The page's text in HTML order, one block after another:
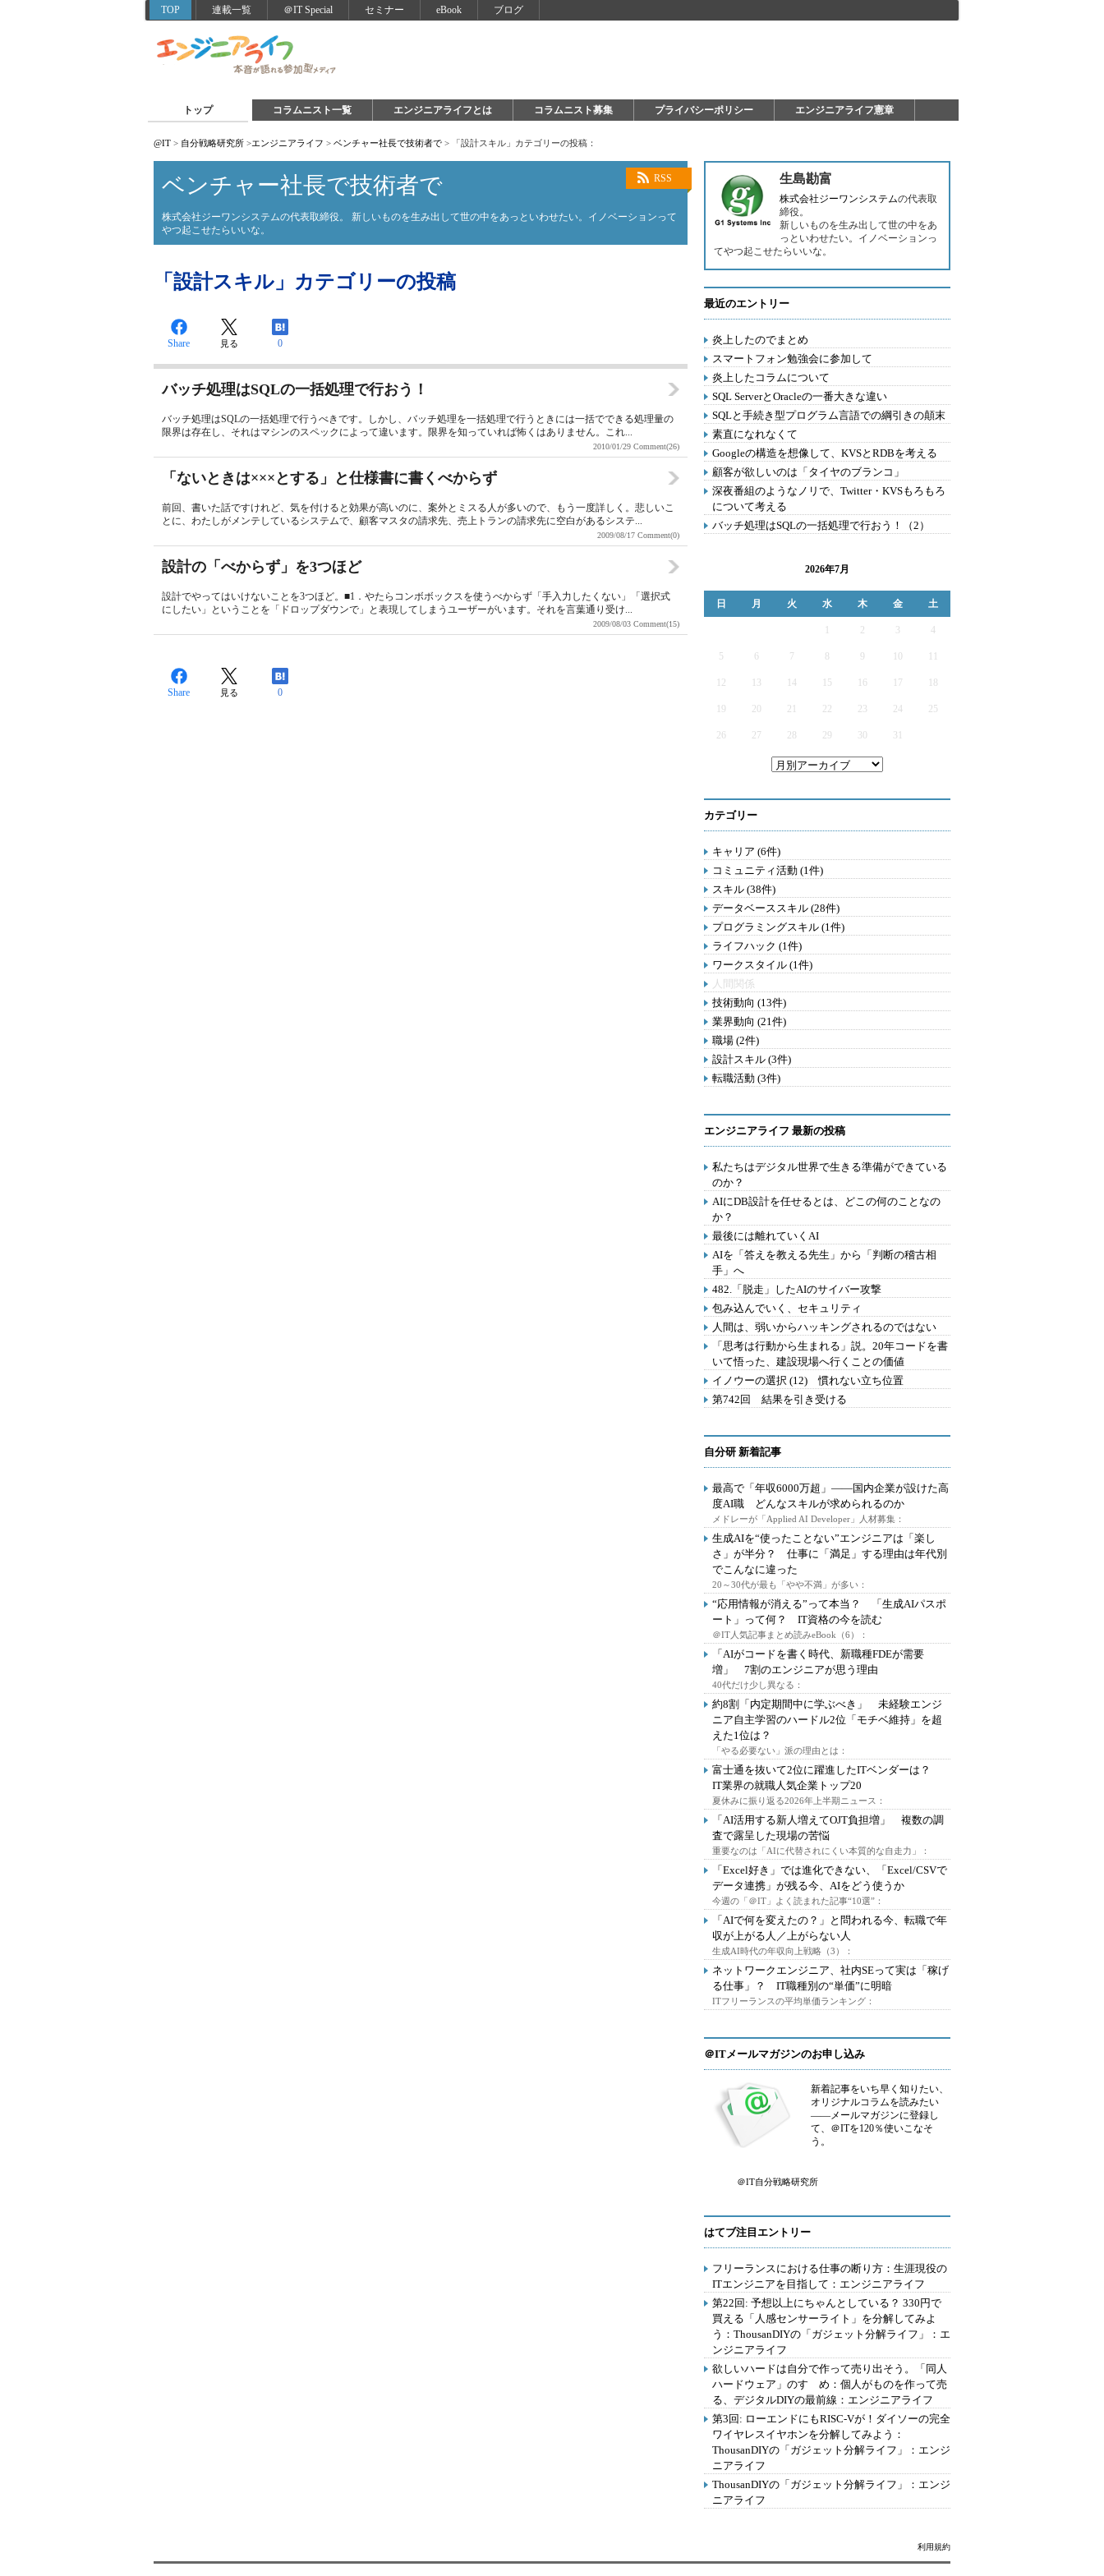
TOP 連載一覧 ＠IT Special セミナー eBook ブログ
トップ コラムニスト一覧 エンジニアライフとは コラムニスト募集 プライバシーポリシー エンジニアライフ憲章
@IT > 自分戦略研究所 >エンジニアライフ > ベンチャー社長で技術者で > 「設計スキル」カテゴリーの投稿：
RSS
ベンチャー社長で技術者で
株式会社ジーワンシステムの代表取締役。 新しいものを生み出して世の中をあっといわせたい。イノベーションって
やつ起こせたらいいな。
「設計スキル」カテゴリーの投稿
Share 見る 0
バッチ処理はSQLの一括処理で行おう！
バッチ処理はSQLの一括処理で行うべきです。しかし、バッチ処理を一括処理で行うときには一括でできる処理量の
限界は存在し、それはマシンのスペックによって違います。限界を知っていれば怖くはありません。これ...
2010/01/29 Comment(26)
「ないときは×××とする」と仕様書に書くべからず
前回、書いた話ですけれど、気を付けると効果が高いのに、案外とミスる人が多いので、もう一度詳しく。悲しいこ
とに、わたしがメンテしているシステムで、顧客マスタの請求先、売上トランの請求先に空白があるシステ...
2009/08/17 Comment(0)
設計の「べからず」を3つほど
設計でやってはいけないことを3つほど。■1．やたらコンボボックスを使うべからず「手入力したくない」「選択式
にしたい」ということを「ドロップダウンで」と表現してしまうユーザーがいます。それを言葉通り受け...
2009/08/03 Comment(15)
Share 見る 0
生島勘富
株式会社ジーワンシステムの代表取
締役。
新しいものを生み出して世の中をあ
っといわせたい。イノベーションっ
てやつ起こせたらいいな。
最近のエントリー
炎上したのでまとめ
スマートフォン勉強会に参加して
炎上したコラムについて
SQL ServerとOracleの一番大きな違い
SQLと手続き型プログラム言語での綱引きの顛末
素直になれなくて
Googleの構造を想像して、KVSとRDBを考える
顧客が欲しいのは「タイヤのブランコ」
深夜番組のようなノリで、Twitter・KVSもろもろ
について考える
バッチ処理はSQLの一括処理で行おう！（2）
2026年7月
日 月 火 水 木 金 土
2 3 4
5 6 7 9
12 13 14 15 16 17
19 20 21 22 23 24 25
26 27 28 29 30 31
カテゴリー
キャリア (6件)
コミュニティ活動 (1件)
スキル (38件)
データベーススキル (28件)
プログラミングスキル (1件)
ライフハック (1件)
ワークスタイル (1件)
人間関係
技術動向 (13件)
業界動向 (21件)
職場 (2件)
設計スキル (3件)
転職活動 (3件)
エンジニアライフ 最新の投稿
私たちはデジタル世界で生きる準備ができている
のか？
AIにDB設計を任せるとは、どこの何のことなの
か？
最後には離れていくAI
AIを「答えを教える先生」から「判断の稽古相
手」へ
482.「脱走」したAIのサイバー攻撃
包み込んでいく、セキュリティ
人間は、弱いからハッキングされるのではない
「思考は行動から生まれる」説。20年コードを書
いて悟った、建設現場へ行くことの価値
イノウーの選択 (12) 慣れない立ち位置
第742回 結果を引き受ける
自分研 新着記事
最高で「年収6000万超」――国内企業が設けた高
度AI職 どんなスキルが求められるのか
メドレーが「Applied AI Developer」人材募集：
生成AIを“使ったことない”エンジニアは「楽し
さ」が半分？ 仕事に「満足」する理由は年代別
でこんなに違った
20～30代が最も「やや不満」が多い：
“応用情報が消える”って本当？ 「生成AIパスポ
ート」って何？ IT資格の今を読む
＠IT人気記事まとめ読みeBook（6）：
「AIがコードを書く時代、新職種FDEが需要
増」 7割のエンジニアが思う理由
40代だけ少し異なる：
約8割「内定期間中に学ぶべき」 未経験エンジ
ニア自主学習のハードル2位「モチベ維持」を超
えた1位は？
「やる必要ない」派の理由とは：
富士通を抜いて2位に躍進したITベンダーは？
IT業界の就職人気企業トップ20
夏休みに振り返る2026年上半期ニュース：
「AI活用する新人増えてOJT負担増」 複数の調
査で露呈した現場の苦悩
重要なのは「AIに代替されにくい本質的な自走力」：
「Excel好き」では進化できない、「Excel/CSVで
データ連携」が残る今、AIをどう使うか
今週の「＠IT」よく読まれた記事“10選”：
「AIで何を変えたの？」と問われる今、転職で年
収が上がる人／上がらない人
生成AI時代の年収向上戦略（3）：
ネットワークエンジニア、社内SEって実は「稼げ
る仕事」？ IT職種別の“単価”に明暗
ITフリーランスの平均単価ランキング：
＠ITメールマガジンのお申し込み
新着記事をいち早く知りたい、
オリジナルコラムを読みたい
――メールマガジンに登録し
て、＠ITを120％使いこなそ
う。
＠IT自分戦略研究所
はてブ注目エントリー
フリーランスにおける仕事の断り方：生涯現役の
ITエンジニアを目指して：エンジニアライフ
第22回: 予想以上にちゃんとしている？ 330円で
買える「人感センサーライト」を分解してみよ
う：ThousanDIYの「ガジェット分解ライフ」：エ
ンジニアライフ
欲しいハードは自分で作って売り出そう。「同人
ハードウェア」のすゝめ：個人がものを作って売
る、デジタルDIYの最前線：エンジニアライフ
第3回: ローエンドにもRISC-Vが！ダイソーの完全
ワイヤレスイヤホンを分解してみよう：
ThousanDIYの「ガジェット分解ライフ」：エンジ
ニアライフ
ThousanDIYの「ガジェット分解ライフ」：エンジ
ニアライフ
利用規約